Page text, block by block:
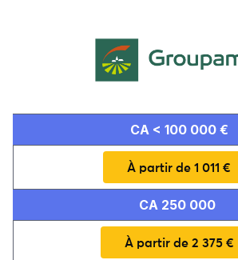
CA < 100 000 €
À partir de 1 011 €
CA 250 000
À partir de 2 375 €